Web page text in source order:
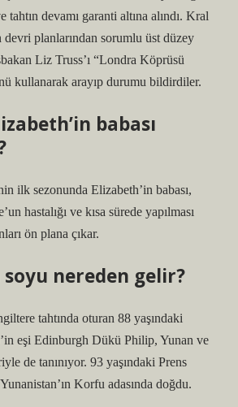
tahtın devamı garanti altına alındı. Kral
devri planlarından sorumlu üst düzey
Liz Truss’ı “Londra Köprüsü
kullanarak arayıp durumu bildirdiler.
babası
ilk sezonunda Elizabeth’in babası,
hastalığı ve kısa sürede yapılması
ön plana çıkar.
soyu nereden gelir?
tahtında oturan 88 yaşındaki
eşi Edinburgh Dükü Philip, Yunan ve
de tanınıyor. 93 yaşındaki Prens
Korfu adasında doğdu.